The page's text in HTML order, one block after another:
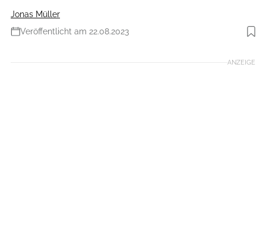
Jonas Müller
Veröffentlicht am 22.08.2023
Foto: Julian Meusel
ANZEIGE